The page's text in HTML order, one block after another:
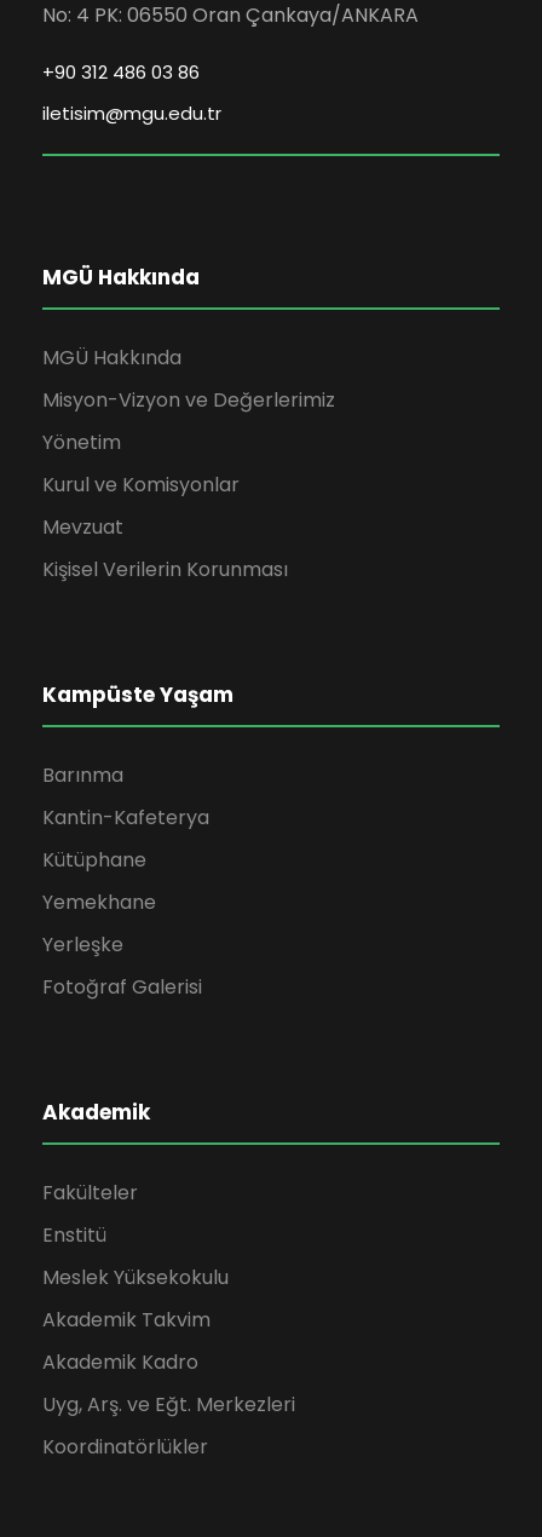
No: 4 PK: 06550 Oran Çankaya/ANKARA
+90 312 486 03 86
iletisim@mgu.edu.tr
MGÜ Hakkında
MGÜ Hakkında
Misyon-Vizyon ve Değerlerimiz
Yönetim
Kurul ve Komisyonlar
Mevzuat
Kişisel Verilerin Korunması
Kampüste Yaşam
Barınma
Kantin-Kafeterya
Kütüphane
Yemekhane
Yerleşke
Fotoğraf Galerisi
Akademik
Fakülteler
Enstitü
Meslek Yüksekokulu
Akademik Takvim
Akademik Kadro
Uyg, Arş. ve Eğt. Merkezleri
Koordinatörlükler